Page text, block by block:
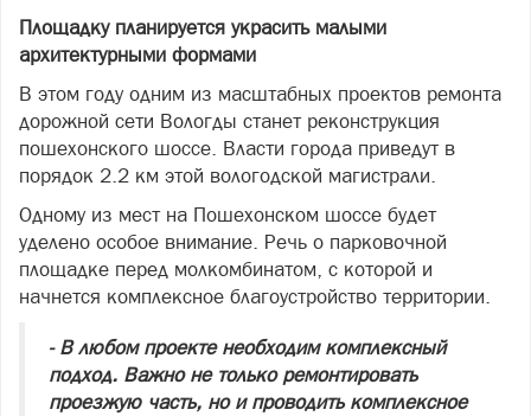
Площадку планируется украсить малыми
архитектурными формами
В этом году одним из масштабных проектов ремонта
дорожной сети Вологды станет реконструкция
пошехонского шоссе. Власти города приведут в
порядок 2.2 км этой вологодской магистрали.
Одному из мест на Пошехонском шоссе будет
уделено особое внимание. Речь о парковочной
площадке перед молкомбинатом, с которой и
начнется комплексное благоустройство территории.
- В любом проекте необходим комплексный
подход. Важно не только ремонтировать
проезжую часть, но и проводить комплексное